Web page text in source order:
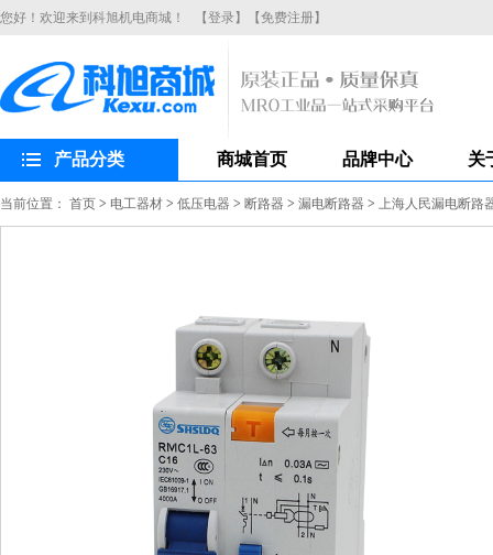
您好！欢迎来到科旭机电商城！ 【登录】 【免费注册】
产品分类 商城首页 品牌中心 关
当前位置： 首页 > 电工器材 > 低压电器 > 断路器 > 漏电断路器 > 上海人民漏电断路